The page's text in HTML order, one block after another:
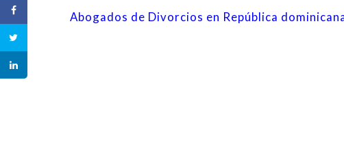
Abogados de Divorcios en República